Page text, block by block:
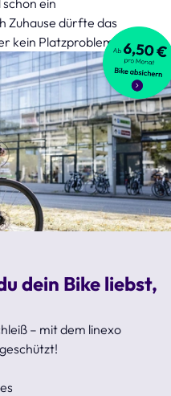
Zuhause dürfte das
kein Platzproblem sein.
dein Bike liebst,
– mit dem linexo